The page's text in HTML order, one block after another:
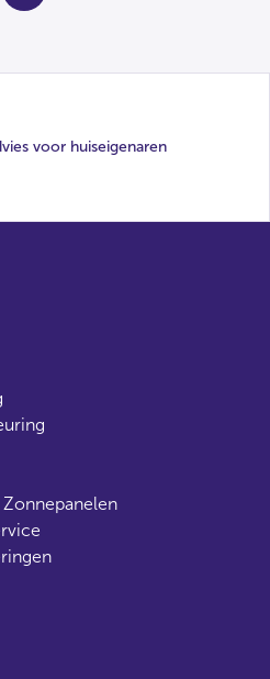
voor huiseigenaren